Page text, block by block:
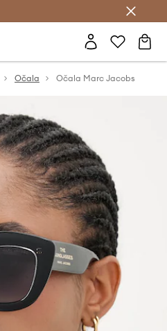
Očala Očala Marc Jacobs